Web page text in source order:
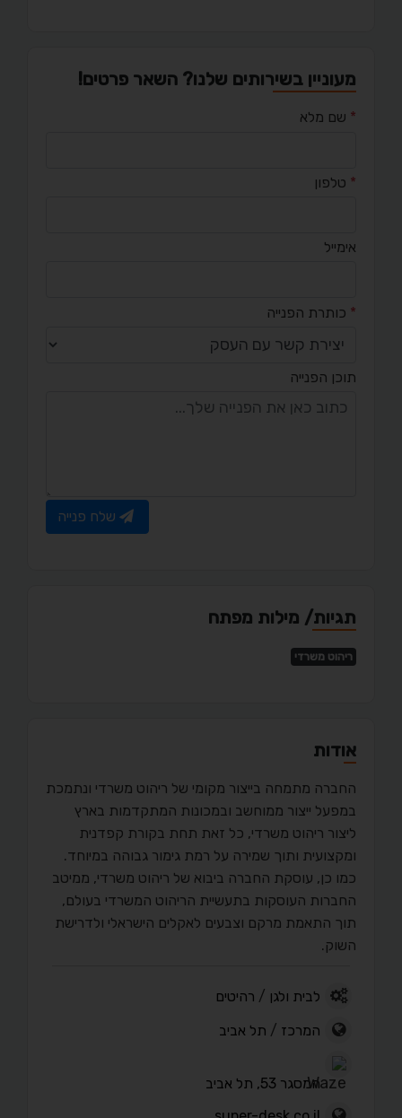
מעוניין בשירותים שלנו? השאר פרטים!
* שם מלא
* טלפון
אימייל
* כותרת הפנייה
תוכן הפנייה
שלח פנייה
תגיות/ מילות מפתח
ריהוט משרדי
אודות
החברה מתמחה בייצור מקומי של ריהוט משרדי ונתמכת
במפעל ייצור ממוחשב ובמכונות המתקדמות בארץ
ליצור ריהוט משרדי, כל זאת תחת בקורת קפדנית
ומקצועית ותוך שמירה על רמת גימור גבוהה במיוחד.
כמו כן, עוסקת החברה ביבוא של ריהוט משרדי, ממיטב
החברות העוסקות בתעשיית הריהוט המשרדי בעולם,
תוך התאמת מרקם וצבעים לאקלים הישראלי ולדרישת
השוק.
לבית ולגן / רהיטים
המרכז / תל אביב
המסגר 53, תל אביב